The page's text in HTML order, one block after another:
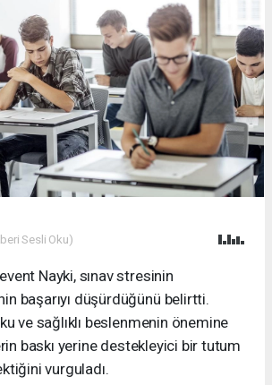
Sesli Oku)
Nayki, sınav stresinin
başarıyı düşürdüğünü belirtti.
ve sağlıklı beslenmenin önemine
baskı yerine destekleyici bir tutum
vurguladı.